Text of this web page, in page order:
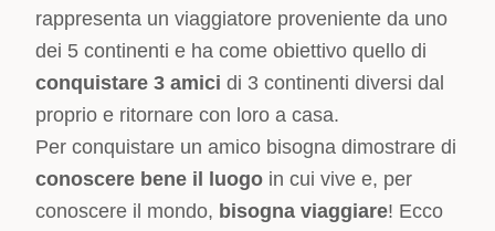
rappresenta un viaggiatore proveniente da uno
dei 5 continenti e ha come obiettivo quello di
conquistare 3 amici di 3 continenti diversi dal
proprio e ritornare con loro a casa.
Per conquistare un amico bisogna dimostrare di
conoscere bene il luogo in cui vive e, per
conoscere il mondo, bisogna viaggiare! Ecco